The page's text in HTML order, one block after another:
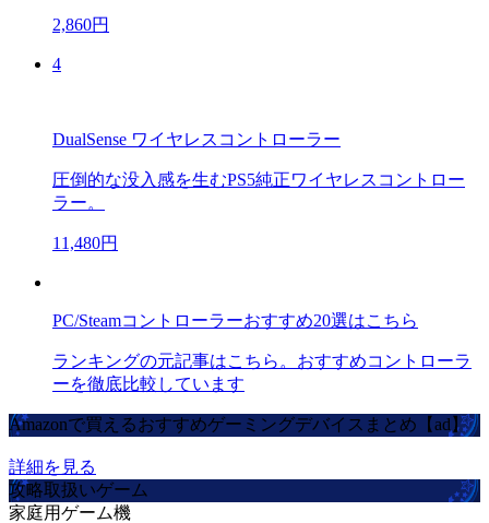
2,860円
4
DualSense ワイヤレスコントローラー
圧倒的な没入感を生むPS5純正ワイヤレスコントロー
ラー。
11,480円
PC/Steamコントローラーおすすめ20選はこちら
ランキングの元記事はこちら。おすすめコントローラ
ーを徹底比較しています
Amazonで買えるおすすめゲーミングデバイスまとめ【ad】
詳細を見る
攻略取扱いゲーム
家庭用ゲーム機